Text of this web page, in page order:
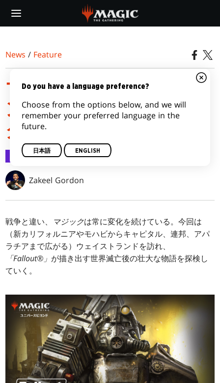
main
News / Feature
マジック：ザ・ギャザリ
ング『FALLOUT』をコレ
クションする
Feature 2024/02/20
Zakeel Gordon
戦争と違い、 マジックは常に変化を続けている。今回は
（新カリフォルニアやモハビからキャピタル、連邦、アパ
ラチアまで広がる）ウェイストランドを訪れ、
「Fallout®」 が描き出す世界滅亡後の壮大な物語を探検し
ていく。
Do you have a language preference?
Choose from the options below, and we will
remember your preferred language in the
future.
日本語 ENGLISH